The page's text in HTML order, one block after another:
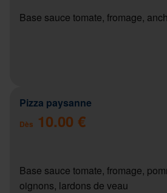
Base sauce tomate, fromage,
Pizza paysanne
Dès 10.00 €
Base sauce tomate, fromage,
oignons, lardons de veau